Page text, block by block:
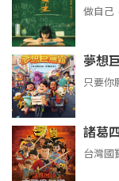
做自己
夢想
只要你
諸葛
台灣國